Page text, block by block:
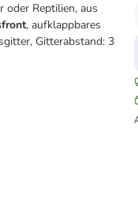
oder Reptilien, aus
, aufklappbares
Gitterabstand: 3